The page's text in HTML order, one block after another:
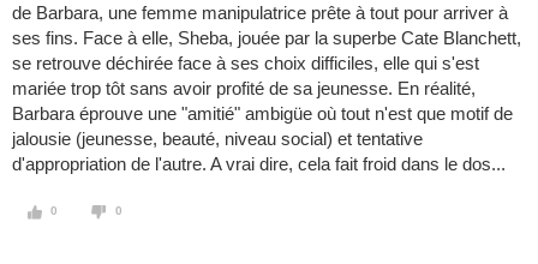
de Barbara, une femme manipulatrice prête à tout pour arriver à
ses fins. Face à elle, Sheba, jouée par la superbe Cate Blanchett,
se retrouve déchirée face à ses choix difficiles, elle qui s'est
mariée trop tôt sans avoir profité de sa jeunesse. En réalité,
Barbara éprouve une "amitié" ambigüe où tout n'est que motif de
jalousie (jeunesse, beauté, niveau social) et tentative
d'appropriation de l'autre. A vrai dire, cela fait froid dans le dos...
0 0